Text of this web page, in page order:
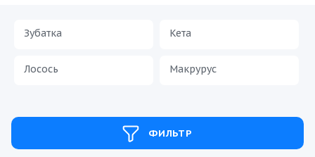
Зубатка Кета
Лосось Макрурус
Форель
ФИЛЬТР